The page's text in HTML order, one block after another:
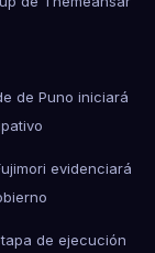
de Puno iniciará
evidenciará
de ejecución